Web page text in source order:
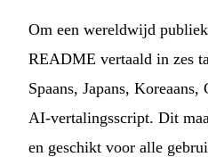
Om een wereldwijd
README vertaald in zes
Spaans, Japans,
AI-vertalingsscript. Dit
en geschikt voor alle